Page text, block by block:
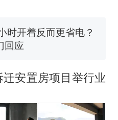
家买深色蛋糕”上热
天塌了！
名乘客在飞行途中排
！乘客：机上100多
厕所；客服回应：并
机都会发放西梅汁
床头放菜刀的女孩，
句“跟我回家”改写了
安置房项目举行业